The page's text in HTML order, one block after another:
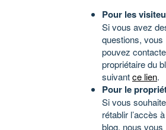
Pour les
Si vous avez
questions, vous
pouvez
propriétaire du
suivantce lien.
Pour le
Si vous
rétablir l’accès
blog, nous vous